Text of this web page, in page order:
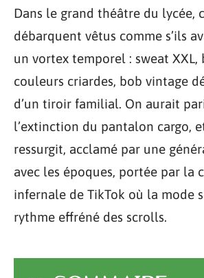
Dans le grand théâtre du lycée,
débarquent vêtus comme s’ils
un vortex temporel : sweat XXL,
couleurs criardes, bob vintage
d’un tiroir familial. On aurait
l’extinction du pantalon cargo,
ressurgit, acclamé par une
avec les époques, portée par la
infernale de TikTok où la mode
rythme effréné des scrolls.